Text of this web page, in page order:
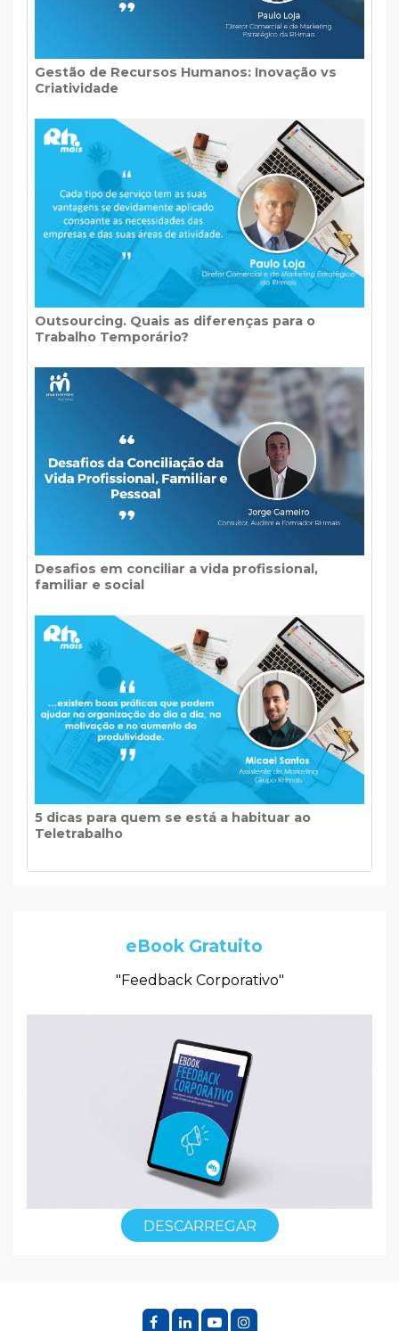
Gestão de Recursos Humanos: Inovação vs
Criatividade
Outsourcing. Quais as diferenças para o
Trabalho Temporário?
Desafios em conciliar a vida profissional,
familiar e social
5 dicas para quem se está a habituar ao
Teletrabalho
eBook Gratuito
"Feedback Corporativo"
DESCARREGAR